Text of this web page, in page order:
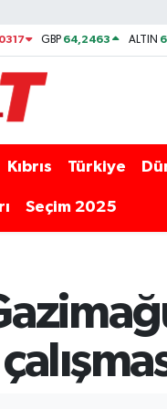
GBP 64,2463 ALTIN
Kıbrıs Türkiye
Seçim 2025